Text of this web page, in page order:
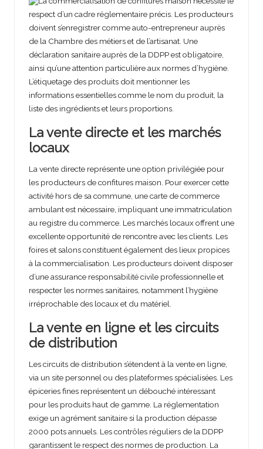
respect d’un cadre réglementaire précis. Les producteurs
doivent s’enregistrer comme auto-entrepreneur auprès
de la Chambre des métiers et de l’artisanat. Une
déclaration sanitaire auprès de la DDPP est obligatoire,
ainsi qu’une attention particulière aux normes d’hygiène.
L’étiquetage des produits doit mentionner les
informations essentielles comme le nom du produit, la
liste des ingrédients et leurs proportions.
La vente directe et les marchés
locaux
La vente directe représente une option privilégiée pour
les producteurs de confitures maison. Pour exercer cette
activité hors de sa commune, une carte de commerce
ambulant est nécessaire, impliquant une immatriculation
au registre du commerce. Les marchés locaux offrent une
excellente opportunité de rencontre avec les clients. Les
foires et salons constituent également des lieux propices
à la commercialisation. Les producteurs doivent disposer
d’une assurance responsabilité civile professionnelle et
respecter les normes sanitaires, notamment l’hygiène
irréprochable des locaux et du matériel.
La vente en ligne et les circuits
de distribution
Les circuits de distribution s’étendent à la vente en ligne,
via un site personnel ou des plateformes spécialisées. Les
épiceries fines représentent un débouché intéressant
pour les produits haut de gamme. La réglementation
exige un agrément sanitaire si la production dépasse
2000 pots annuels. Les contrôles réguliers de la DDPP
garantissent le respect des normes de production. La